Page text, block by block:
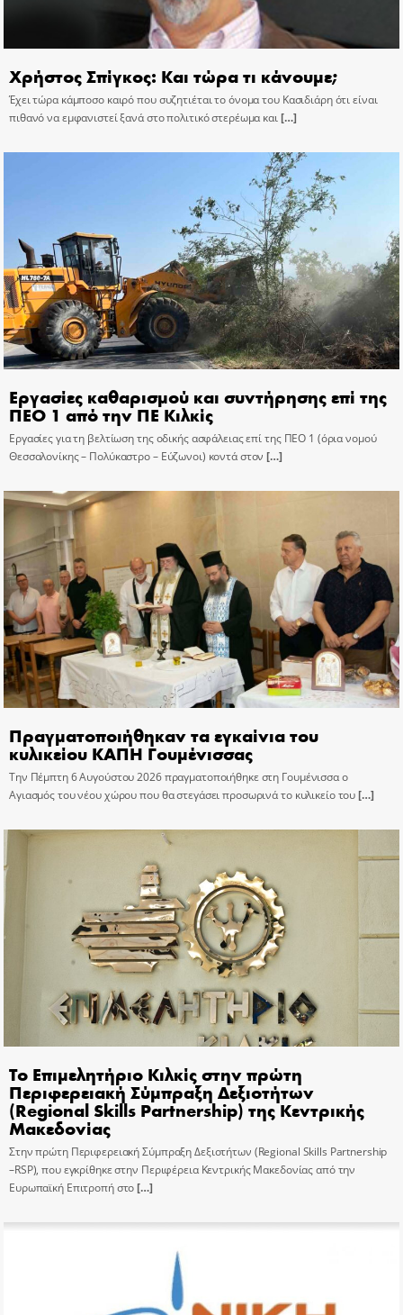
Χρήστος Σπίγκος: Και τώρα τι κάνουμε;
Έχει τώρα κάμποσο καιρό που συζητιέται το όνομα του Κασιδιάρη ότι είναι
πιθανό να εμφανιστεί ξανά στο πολιτικό στερέωμα και[…]
Εργασίες καθαρισμού και συντήρησης επί της
ΠΕΟ 1 από την ΠΕ Κιλκίς
Εργασίες για τη βελτίωση της οδικής ασφάλειας επί της ΠΕΟ 1 (όρια νομού
Θεσσαλονίκης – Πολύκαστρο – Εύζωνοι) κοντά στον […]
Πραγματοποιήθηκαν τα εγκαίνια του
κυλικείου ΚΑΠΗ Γουμένισσας
Την Πέμπτη 6 Αυγούστου 2026 πραγματοποιήθηκε στη Γουμένισσα ο
Αγιασμός του νέου χώρου που θα στεγάσει προσωρινά το κυλικείο του[…]
Το Επιμελητήριο Κιλκίς στην πρώτη
Περιφερειακή Σύμπραξη Δεξιοτήτων
(Regional Skills Partnership) της Κεντρικής
Μακεδονίας
Στην πρώτη Περιφερειακή Σύμπραξη Δεξιοτήτων (Regional Skills Partnership
–RSP), που εγκρίθηκε στην Περιφέρεια Κεντρικής Μακεδονίας από την
Ευρωπαϊκή Επιτροπή στο[…]